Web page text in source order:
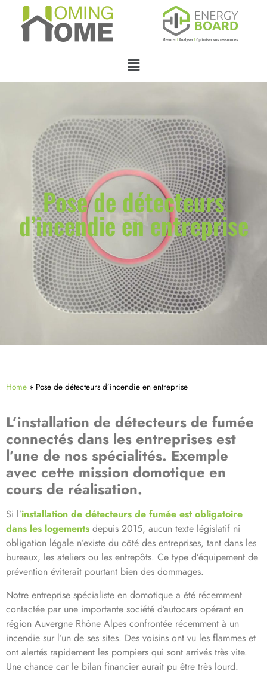
Pose de détecteurs
d’incendie en entreprise
Home » Pose de détecteurs d’incendie en entreprise
L’installation de détecteurs de fumée
connectés dans les entreprises est
l’une de nos spécialités. Exemple
avec cette mission domotique en
cours de réalisation.
Si l’installation de détecteurs de fumée est obligatoire
dans les logements depuis 2015, aucun texte législatif ni
obligation légale n’existe du côté des entreprises, tant dans les
bureaux, les ateliers ou les entrepôts. Ce type d’équipement de
prévention éviterait pourtant bien des dommages.
Notre entreprise spécialiste en domotique a été récemment
contactée par une importante société d’autocars opérant en
région Auvergne Rhône Alpes confrontée récemment à un
incendie sur l’un de ses sites. Des voisins ont vu les flammes et
ont alertés rapidement les pompiers qui sont arrivés très vite.
Une chance car le bilan financier aurait pu être très lourd.